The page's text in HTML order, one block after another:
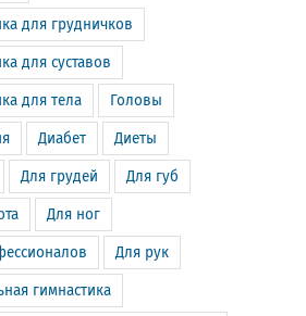
для грудничков
для суставов
для тела Головы
Диабет Диеты
Для грудей Для губ
Для ног
Для рук
гимнастика